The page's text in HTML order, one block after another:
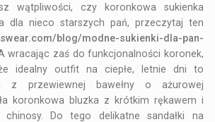
wątpliwości, czy koronkowa sukienka
dla nieco starszych pań, przeczytaj ten
blog/modne-sukienki-dla-pan-
A wracając zaś do funkcjonalności koronek,
idealny outfit na ciepłe, letnie dni to
z przewiewnej bawełny o ażurowej
koronkowa bluzka z krótkim rękawem i
Do tego delikatne sandałki na